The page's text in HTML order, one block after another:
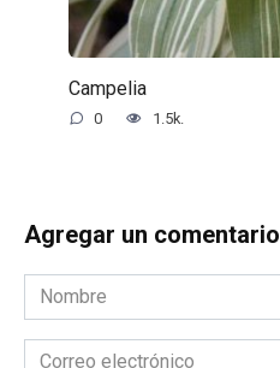
Campelia
0 1.5k.
Agregar un comentario
Nombre
*
Correo